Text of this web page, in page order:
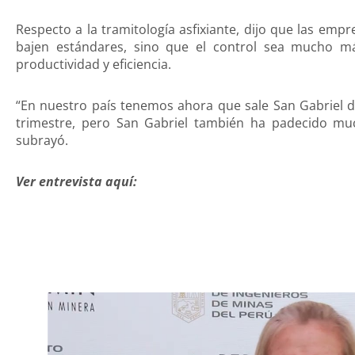
Respecto a la tramitología asfixiante, dijo que las
bajen estándares, sino que el control sea mucho
productividad y eficiencia.
“En nuestro país tenemos ahora que sale San
trimestre, pero San Gabriel también ha padecido
subrayó.
Ver entrevista aquí: